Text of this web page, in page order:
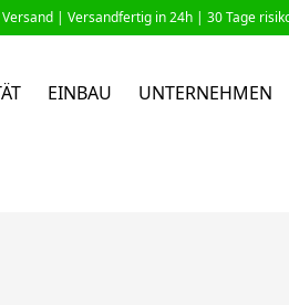
| Versandfertig in 24h | 30 Tage
EINBAU UNTERNEHMEN